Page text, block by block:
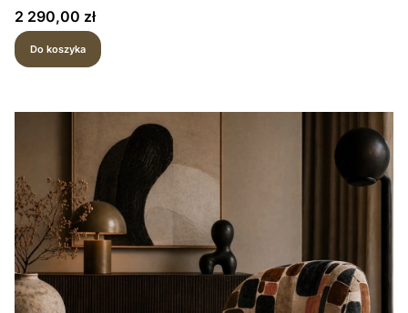
Cena
2 290,00 zł
Do koszyka